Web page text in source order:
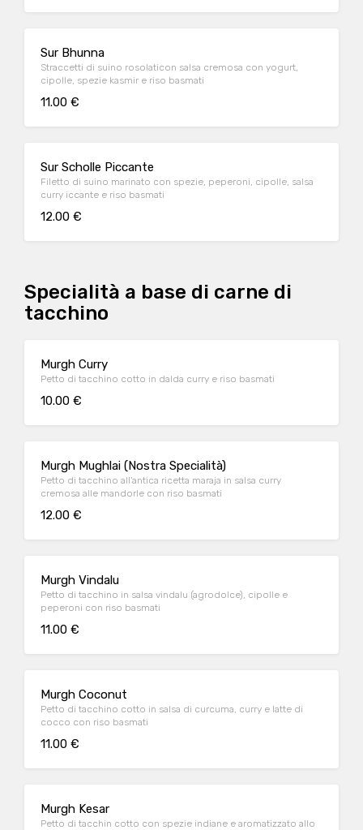
Sur Bhunna
Straccetti di suino rosolaticon salsa cremosa con yogurt,
cipolle, spezie kasmir e riso basmati
11.00 €
Sur Scholle Piccante
Filetto di suino marinato con spezie, peperoni, cipolle, salsa
curry iccante e riso basmati
12.00 €
Specialità a base di carne di
tacchino
Murgh Curry
Petto di tacchino cotto in dalda curry e riso basmati
10.00 €
Murgh Mughlai (Nostra Specialità)
Petto di tacchino all'antica ricetta maraja in salsa curry
cremosa alle mandorle con riso basmati
12.00 €
Murgh Vindalu
Petto di tacchino in salsa vindalu (agrodolce), cipolle e
peperoni con riso basmati
11.00 €
Murgh Coconut
Petto di tacchino cotto in salsa di curcuma, curry e latte di
cocco con riso basmati
11.00 €
Murgh Kesar
Petto di tacchin cotto con spezie indiane e aromatizzato allo